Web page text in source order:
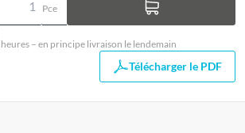
Pce
– en principe livraison le lendemain
Télécharger le PDF